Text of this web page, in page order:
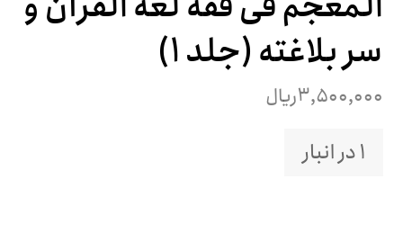
سر بلاغته (جلد ۱)
۳,۵۰۰,۰۰۰ریال
1 در انبار